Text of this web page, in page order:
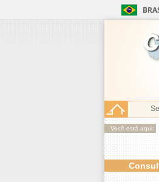
Você está aqui: